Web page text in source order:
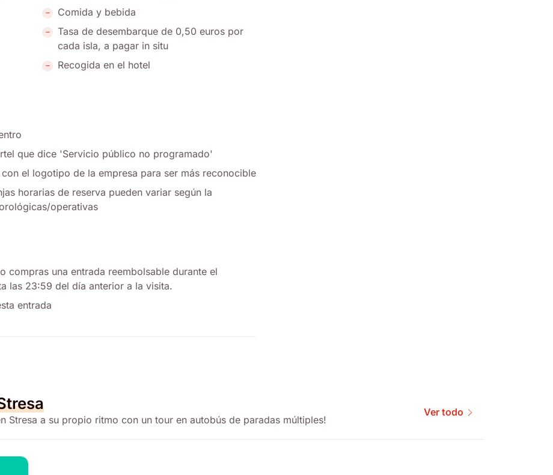
Comida y bebida
Tasa de desembarque de 0,50 euros por
cada isla, a pagar in situ
Recogida en el hotel
que dice 'Servicio público no programado'
el logotipo de la empresa para ser más reconocible
horarias de reserva pueden variar según la
operativas
compras una entrada reembolsable durante el
las 23:59 del día anterior a la visita.
entrada
Stresa a su propio ritmo con un tour en autobús de paradas múltiples!
Ver todo